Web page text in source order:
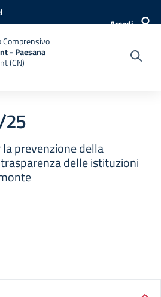
Accedi
- Paesana
(CN)
25
prevenzione della
delle istituzioni